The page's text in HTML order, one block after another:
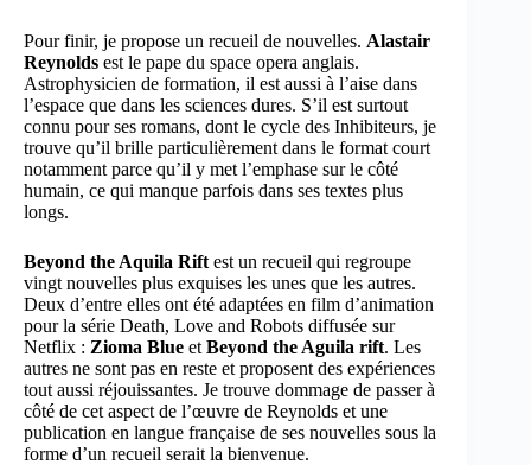
Pour finir, je propose un recueil de nouvelles. Alastair
Reynolds est le pape du space opera anglais.
Astrophysicien de formation, il est aussi à l’aise dans
l’espace que dans les sciences dures. S’il est surtout
connu pour ses romans, dont le cycle des Inhibiteurs, je
trouve qu’il brille particulièrement dans le format court
notamment parce qu’il y met l’emphase sur le côté
humain, ce qui manque parfois dans ses textes plus
longs.
Beyond the Aquila Rift est un recueil qui regroupe
vingt nouvelles plus exquises les unes que les autres.
Deux d’entre elles ont été adaptées en film d’animation
pour la série Death, Love and Robots diffusée sur
Netflix : Zioma Blue et Beyond the Aguila rift. Les
autres ne sont pas en reste et proposent des expériences
tout aussi réjouissantes. Je trouve dommage de passer à
côté de cet aspect de l’œuvre de Reynolds et une
publication en langue française de ses nouvelles sous la
forme d’un recueil serait la bienvenue.